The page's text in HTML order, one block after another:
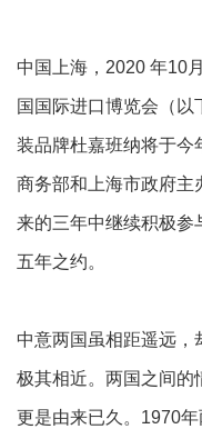
中国上海，2020 年10
国国际进口博览会（以
装品牌杜嘉班纳将于今
商务部和上海市政府主
来的三年中继续积极参
五年之约。
中意两国虽相距遥远
极其相近。两国之间的
更是由来已久。1970